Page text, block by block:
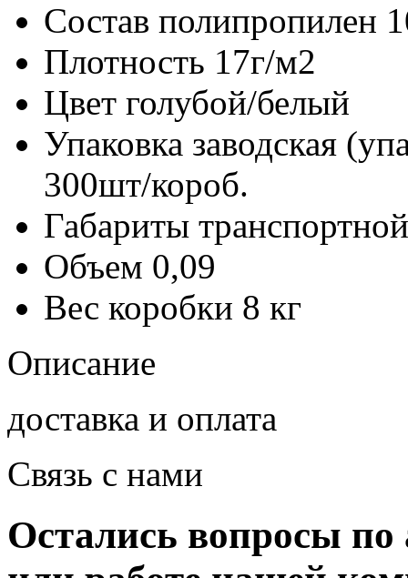
Состав полипропилен
Плотность 17г/м2
Цвет голубой/белый
Упаковка заводская
300шт/короб.
Габариты
Объем 0,09
Вес коробки 8 кг
Описание
доставка и оплата
Связь с нами
Остались вопросы по